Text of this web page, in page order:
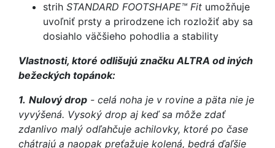
strih STANDARD FOOTSHAPE™ Fit umožňuje
uvoľniť prsty a prirodzene ich rozložiť aby sa
dosiahlo väčšieho pohodlia a stability
Vlastnosti, ktoré odlišujú značku ALTRA od iných
bežeckých topánok:
1. Nulový drop - celá noha je v rovine a päta nie je
vyvýšená. Vysoký drop aj keď sa môže zdať
zdanlivo malý odľahčuje achilovky, ktoré po čase
chátrajú a naopak preťažuje kolená, bedrá ďaľšie